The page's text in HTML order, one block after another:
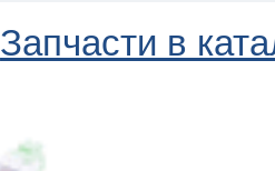
Запчасти в